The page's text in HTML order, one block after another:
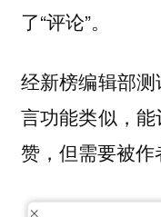
了“评论”。
经新榜编辑部
言功能类似，
赞，但需要被作